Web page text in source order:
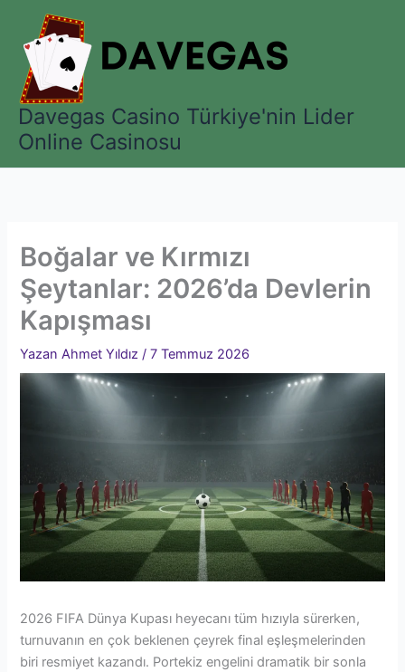
Davegas Casino Türkiye'nin Lider
Online Casinosu
Boğalar ve Kırmızı
Şeytanlar: 2026’da Devlerin
Kapışması
Yazan Ahmet Yıldız/7 Temmuz 2026
2026 FIFA Dünya Kupası heyecanı tüm hızıyla sürerken,
turnuvanın en çok beklenen çeyrek final eşleşmelerinden
biri resmiyet kazandı. Portekiz engelini dramatik bir sonla